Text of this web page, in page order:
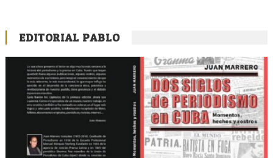
EDITORIAL PABLO